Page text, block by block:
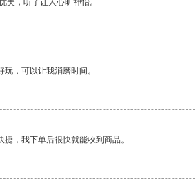
美，听了让人心旷神怡。
，可以让我消磨时间。
，我下单后很快就能收到商品。